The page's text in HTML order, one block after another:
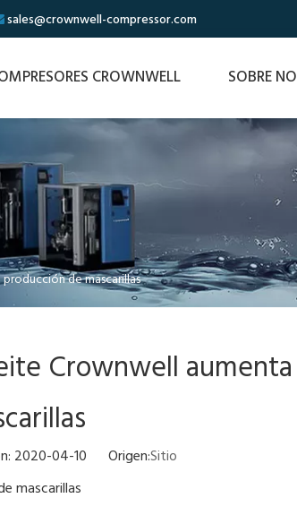
sales@crownwell-compressor.com
CROWNWELL SOBRE
de mascarillas
Crownwell
2020-04-10 Origen:Sitio
mascarillas